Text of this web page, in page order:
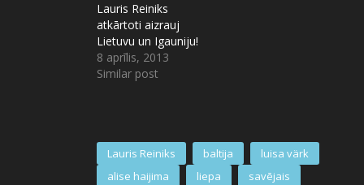
Lauris Reiniks
atkārtoti aizrauj
Lietuvu un Igauniju!
8 aprīlis, 2013
Similar post
Lauris Reiniks baltija
luisa värk
alise haijima
liepa
savējais